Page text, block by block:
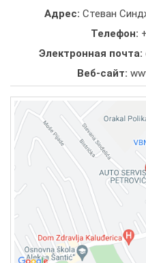
Адрес: Стеван
Телефон:
Электронная почта:
Веб-сайт: